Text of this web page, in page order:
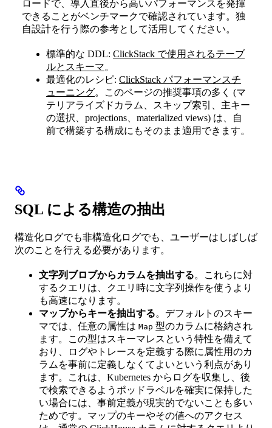
ロードで、導入直後から高いパフォーマンスを発揮
できることがベンチマークで確認されています。独
自設計を行う際の参考として活用してください。
標準的な DDL: ClickStack で使用されるテーブ
ルとスキーマ。
最適化のレシピ: ClickStack パフォーマンスチ
ューニング。このページの推奨事項の多く (マ
テリアライズドカラム、スキップ索引、主キー
の選択、projections、materialized views) は、自
前で構築する構成にもそのまま適用できます。
SQL による構造の抽出
構造化ログでも非構造化ログでも、ユーザーはしばしば
次のことを行える必要があります。
文字列ブロブからカラムを抽出する。これらに対
するクエリは、クエリ時に文字列操作を使うより
も高速になります。
マップからキーを抽出する。デフォルトのスキー
マでは、任意の属性は Map 型のカラムに格納され
ます。この型はスキーマレスという特性を備えて
おり、ログやトレースを定義する際に属性用のカ
ラムを事前に定義しなくてよいという利点があり
ます。これは、Kubernetes からログを収集し、後
で検索できるようポッドラベルを確実に保持した
い場合には、事前定義が現実的でないことも多い
ためです。マップのキーやその値へのアクセス